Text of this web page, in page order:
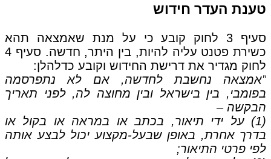
טענת העדר חידוש
סעיף 3 לחוק קובע כי על מנת שאמצאה תהא
כשירת פטנט עליה להיות, בין היתר, חדשה. סעיף 4
לחוק מגדיר את דרישת החידוש וקובע כדלהלן:
"אמצאה נחשבת לחדשה, אם לא נתפרסמה
בפומבי, בין בישראל ובין מחוצה לה, לפני תאריך
הבקשה –
(1) על ידי תיאור, בכתב או במראה או בקול או
בדרך אחרת, באופן שבעל-מקצוע יכול לבצע אותה
לפי פרטי התיאור;